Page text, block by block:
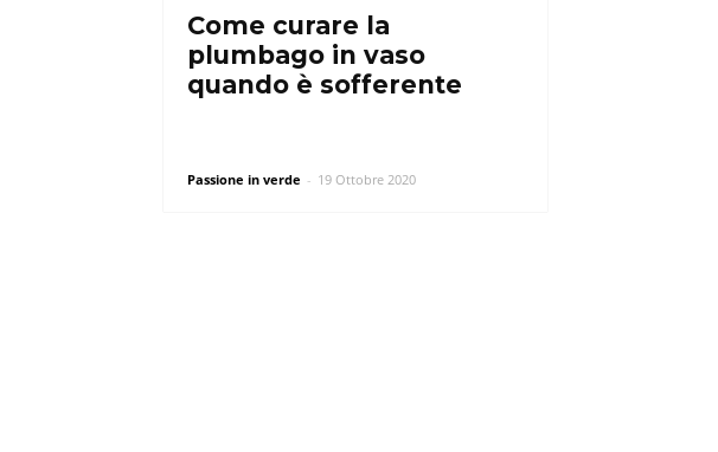
Come curare la
plumbago in vaso
quando è sofferente
Passione in verde - 19 Ottobre 2020